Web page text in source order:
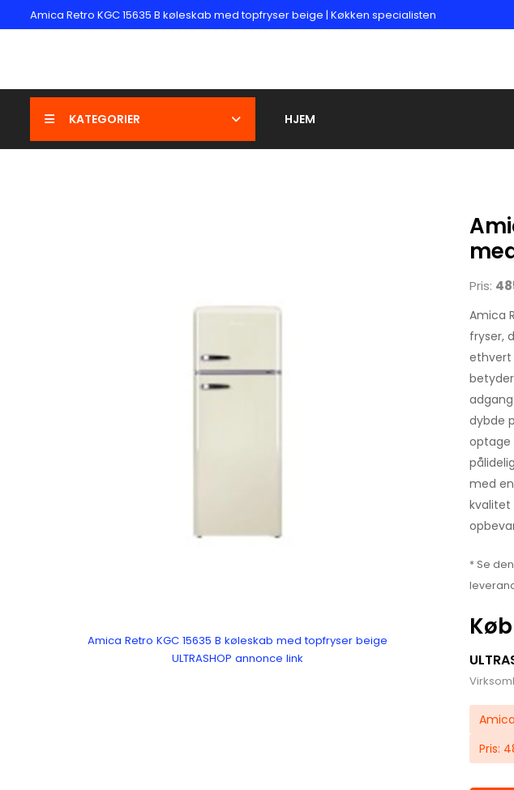
Amica Retro KGC 15635 B køleskab med topfryser beige | Køkken specialisten
KATEGORIER HJEM
Amica Retro KGC 15635 B køleskab med topfryser beige
ULTRASHOP annonce link
Pris:
Amica
fryser,
ethvert
dybde
optage
med
kvalitet
* Se
Pris: